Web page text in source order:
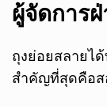
ผู้จัดการ
ถุงย่อยสลายไ
สำคัญที่สุดคือส